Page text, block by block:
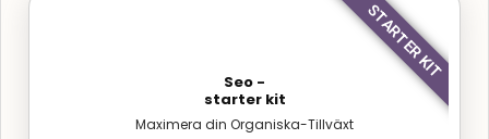
Seo -
starter kit
Maximera din Organiska-Tillväxt
STARTER KIT